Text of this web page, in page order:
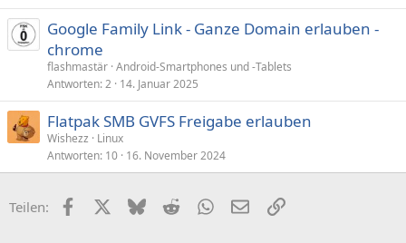
Google Family Link - Ganze Domain erlauben -
chrome
flashmastär Android-Smartphones und -Tablets
Antworten 2 14. Januar 2025
Flatpak SMB GVFS Freigabe erlauben
Wishezz
Linux
Antworten 10 16. November 2024
Teilen: FacebookX (Twitter)
BlueskyRedditWhatsApp
E-MailLink